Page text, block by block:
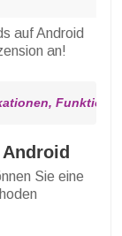
auf Android
an!
Sie eine